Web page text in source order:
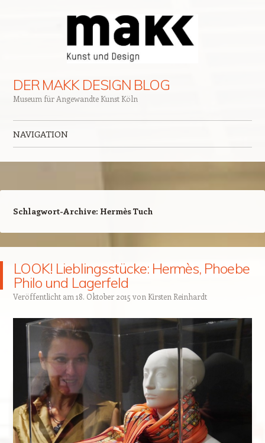
DER MAKK DESIGN BLOG
Museum für Angewandte Kunst Köln
NAVIGATION
Schlagwort-Archive: Hermès Tuch
LOOK! Lieblingsstücke: Hermès, Phoebe
Philo und Lagerfeld
Veröffentlicht am 18. Oktober 2015 von Kirsten Reinhardt